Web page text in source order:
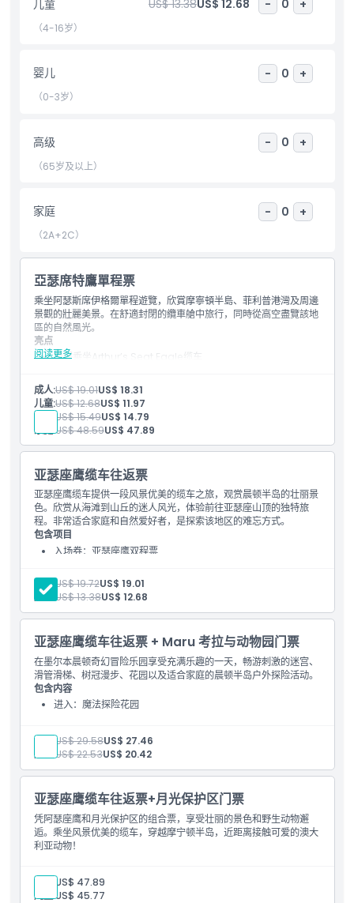
儿童成人政策
排除项
需要了解的事项
位置
如何到达那里
如何兑换
取消政策
儿童 US$ 13.38US$ 12.68 - 0 +
（4-16岁）
婴儿 - 0 +
（0-3岁）
高级 - 0 +
（65岁及以上）
家庭 - 0 +
（2A+2C）
亞瑟席特鷹單程票
乘坐阿瑟斯席伊格爾單程遊覽，欣賞摩寧頓半島、菲利普港灣及周邊
景觀的壯麗美景。在舒適封閉的纜車艙中旅行，同時從高空盡覽該地
區的自然風光。
阅读更多
亮点
单程乘坐Arthur’s Seat Eagle缆车
欣赏菲利普港湾的壮丽景色
乘坐舒适的封闭式缆车舱
从高处拍摄壮观的照片
体验穿越美丽丛林的轻松旅程
适合所有年龄段和家庭
探索维多利亚最美丽目的地之一的绝佳方式
成人:US$ 19.01US$ 18.31
儿童:US$ 12.68US$ 11.97
高级: US$ 15.49US$ 14.79
家庭:US$ 48.59US$ 47.89
亚瑟座鹰缆车往返票
亚瑟座鹰缆车提供一段风景优美的缆车之旅，观赏晨顿半岛的壮丽景
色。欣赏从海滩到山丘的迷人风光，体验前往亚瑟座山顶的独特旅
程。非常适合家庭和自然爱好者，是探索该地区的难忘方式。
包含项目
入场券：亚瑟座鹰双程票
亚瑟座鹰纪念地图
成人: US$ 19.72US$ 19.01
儿童:
US$ 13.38US$ 12.68
亚瑟座鹰缆车往返票 + Maru 考拉与动物园门票
在墨尔本晨顿奇幻冒险乐园享受充满乐趣的一天，畅游刺激的迷宫、
滑管滑梯、树冠漫步、花园以及适合家庭的晨顿半岛户外探险活动。
包含内容
进入：魔法探险花园
成人: US$ 29.58US$ 27.46
儿童: US$ 22.53US$ 20.42
亚瑟座鹰缆车往返票+月光保护区门票
凭阿瑟座鹰和月光保护区的组合票，享受壮丽的景色和野生动物邂
逅。乘坐风景优美的缆车，穿越摩宁顿半岛，近距离接触可爱的澳大
利亚动物！
成人: US$ 47.89
儿童:US$ 45.77